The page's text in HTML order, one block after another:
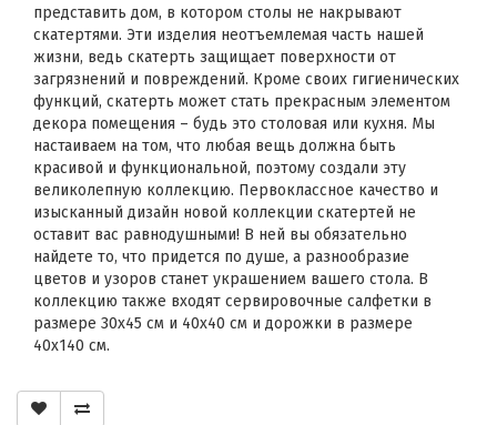
представить дом, в котором столы не накрывают
скатертями. Эти изделия неотъемлемая часть нашей
жизни, ведь скатерть защищает поверхности от
загрязнений и повреждений. Кроме своих гигиенических
функций, скатерть может стать прекрасным элементом
декора помещения – будь это столовая или кухня. Мы
настаиваем на том, что любая вещь должна быть
красивой и функциональной, поэтому создали эту
великолепную коллекцию. Первоклассное качество и
изысканный дизайн новой коллекции скатертей не
оставит вас равнодушными! В ней вы обязательно
найдете то, что придется по душе, а разнообразие
цветов и узоров станет украшением вашего стола. В
коллекцию также входят сервировочные салфетки в
размере 30х45 см и 40х40 см и дорожки в размере
40х140 см.